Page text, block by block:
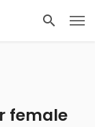
female